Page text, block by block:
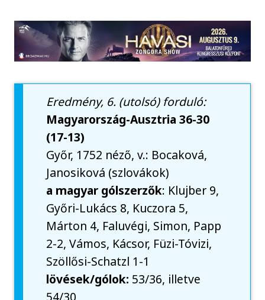
Eredmény, 6. (utolsó) forduló:
Magyarország-Ausztria 36-30
(17-13)
Győr, 1752 néző, v.: Bocaková,
Janosiková (szlovákok)
a magyar gólszerzők: Klujber 9,
Győri-Lukács 8, Kuczora 5,
Márton 4, Faluvégi, Simon, Papp
2-2, Vámos, Kácsor, Füzi-Tóvizi,
Szöllősi-Schatzl 1-1
lövések/gólok: 53/36, illetve
54/30